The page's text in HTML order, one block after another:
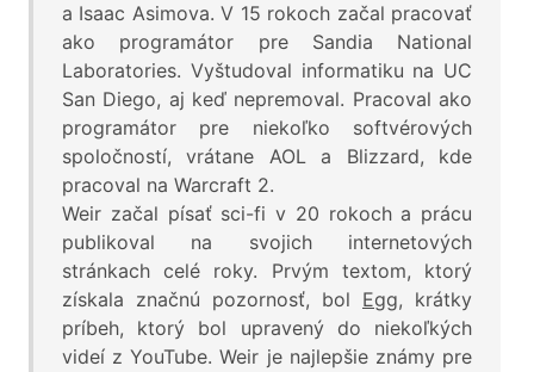
a Isaac Asimova. V 15 rokoch začal pracovať
ako programátor pre Sandia National
Laboratories. Vyštudoval informatiku na UC
San Diego, aj keď nepremoval. Pracoval ako
programátor pre niekoľko softvérových
spoločností, vrátane AOL a Blizzard, kde
pracoval na Warcraft 2.
Weir začal písať sci-fi v 20 rokoch a prácu
publikoval na svojich internetových
stránkach celé roky. Prvým textom, ktorý
získala značnú pozornosť, bol Egg, krátky
príbeh, ktorý bol upravený do niekoľkých
videí z YouTube. Weir je najlepšie známy pre